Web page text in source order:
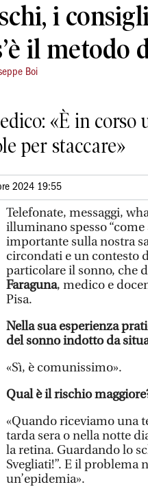
i
il metodo
Boi
«È in corso
per staccare»
2024 19:55
Telefonate, messaggi,
illuminano spesso
importante sulla nostra
circondati e un contesto
particolare il sonno, che
Faraguna, medico e
Pisa.
Nella sua esperienza
del sonno indotto da
«Sì, è comunissimo».
Qual è il rischio
«Quando riceviamo una
tarda sera o nella notte
la retina. Guardando lo
Svegliati!”. E il problema
un’epidemia».